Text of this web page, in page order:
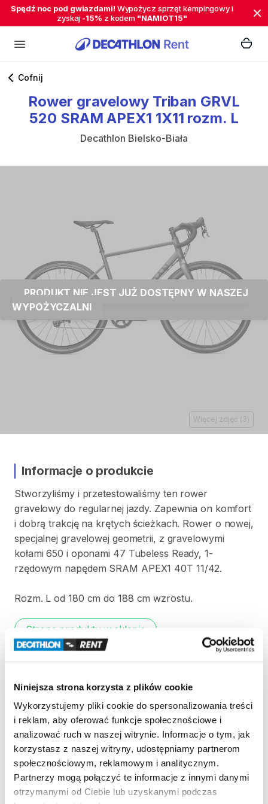
Niniejsza strona korzysta z plików cookie
Wykorzystujemy pliki cookie do spersonalizowania treści
i reklam, aby oferować funkcje społecznościowe i
analizować ruch w naszej witrynie. Informacje o tym, jak
korzystasz z naszej witryny, udostępniamy partnerom
społecznościowym, reklamowym i analitycznym.
Partnerzy mogą połączyć te informacje z innymi danymi
otrzymanymi od Ciebie lub uzyskanymi podczas
Spędź noc pod gwiazdami! Wypożycz sprzęt kempingowy i
zyskaj -15% z kodem "NAMIOT15"
Cofnij
Rower gravelowy Triban GRVL
520 SRAM APEX1 1X11 rozm. L
Decathlon Bielsko-Biała
PRODUKT NIE JEST JUŻ DOSTĘPNY W NASZEJ
WYPOŻYCZALNI
Więcej zdjęć ( 3 )
Informacje o produkcie
Stworzyliśmy i przetestowaliśmy ten rower
gravelowy do regularnej jazdy. Zapewnia on komfort
i dobrą trakcję na krętych ścieżkach. Rower o nowej​,​
specjalnej gravelowej geometrii​,​ z gravelowymi
kołami 650 i oponami 47 Tubeless Ready​,​ 1-
rzędowym napędem SRAM APEX1 40T 11​/​42.
Rozm. L od 180 cm do 188 cm wzrostu.
Strona produktu w sklepie
REGULAMIN
Regulamin wypożyczalni
KAUCJA
Nie pobieramy kaucji za wypożyczenie tego